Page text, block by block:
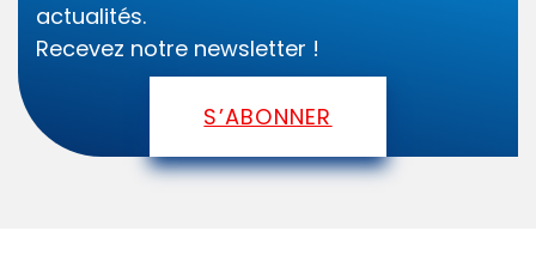
u
r
«
actualités.
Recevez notre newsletter !
S’ABONNER